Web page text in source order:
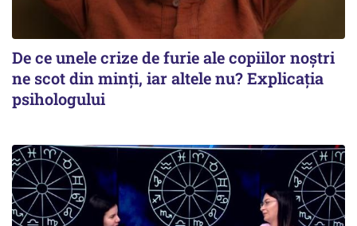
De ce unele crize de furie ale copiilor noștri
ne scot din minți, iar altele nu? Explicația
psihologului